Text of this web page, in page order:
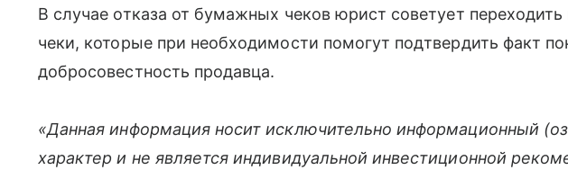
В случае отказа от бумажных чеков юрист советует
чеки, которые при необходимости помогут подтвердить факт
добросовестность продавца.
«Данная информация носит исключительно информационный
характер и не является индивидуальной инвестиционной